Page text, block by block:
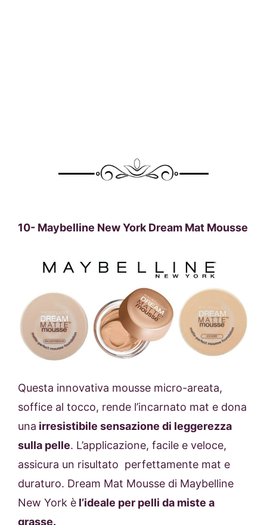
10- Maybelline New York Dream Mat Mousse
Questa innovativa mousse micro-areata,
soffice al tocco, rende l’incarnato mat e dona
una irresistibile sensazione di leggerezza
sulla pelle. L’applicazione, facile e veloce,
assicura un risultato perfettamente mat e
duraturo. Dream Mat Mousse di Maybelline
New York è l’ideale per pelli da miste a
grasse.